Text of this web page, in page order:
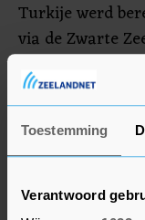
Toestemming
Verantwoord
Turkije werd
via de Zwarte
prijzen.
De daling van
dat
goedkoper
de